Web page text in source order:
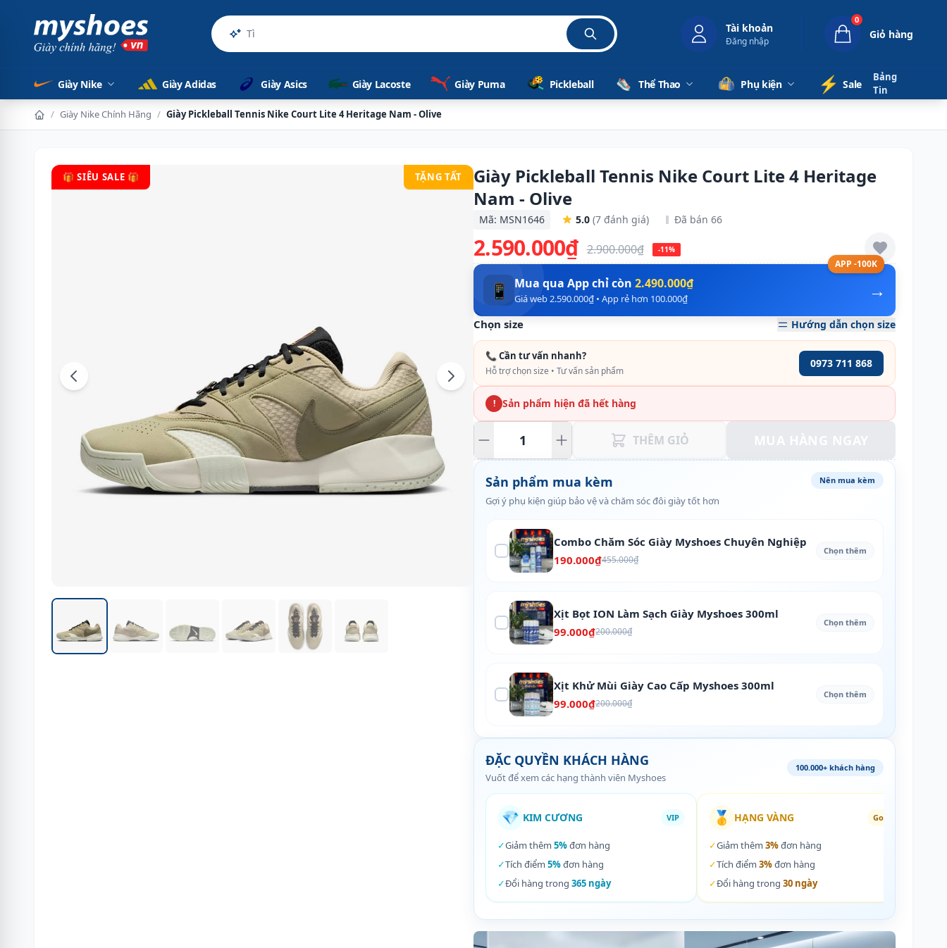
Sản phẩm ch Tài khoản
Đăng nhập
0
Giỏ hàng
Giày Nike Giày Adidas Giày Asics Giày Lacoste Giày Puma Pickleball Thể Thao Phụ kiện ⚡️ Sale
Bảng
Tin
/ Giày Nike Chính Hãng / Giày Pickleball Tennis Nike Court Lite 4 Heritage Nam - Olive
🎁 SIÊU SALE 🎁 TẶNG TẤT
Giày Pickleball Tennis Nike Court Lite 4 Heritage
Nam - Olive
Mã: MSN1646 5.0 (7 đánh giá) Đã bán 66
2.590.000₫ 2.900.000₫ -11%
APP -100K
→
📱 Mua qua App chỉ còn 2.490.000₫
Giá web 2.590.000₫ • App rẻ hơn 100.000₫
Chọn size Hướng dẫn chọn size
📞 Cần tư vấn nhanh?
Hỗ trợ chọn size • Tư vấn sản phẩm
0973 711 868
! Sản phẩm hiện đã hết hàng
THÊM GIỎ
Sản phẩm mua kèm
Gợi ý phụ kiện giúp bảo vệ và chăm sóc đôi giày tốt hơn
Nên mua kèm
Combo Chăm Sóc Giày Myshoes Chuyên Nghiệp
190.000₫455.000₫
Chọn thêm
Xịt Bọt ION Làm Sạch Giày Myshoes 300ml
99.000₫200.000₫
Chọn thêm
Xịt Khử Mùi Giày Cao Cấp Myshoes 300ml
99.000₫200.000₫
Chọn thêm
ĐẶC QUYỀN KHÁCH HÀNG
Vuốt để xem các hạng thành viên Myshoes
100.000+ khách hàng
💎 KIM CƯƠNG VIP
✓Giảm thêm 5%đơn hàng
✓Tích điểm 5%đơn hàng
✓Đổi hàng trong 365 ngày
🥇 HẠNG VÀNG Gold
✓Giảm thêm 3%đơn hàng
✓Tích điểm 3%đơn hàng
✓Đổi hàng trong 30 ngày